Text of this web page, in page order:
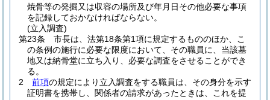
焼骨等の発掘又は収容の場所及び年月日その他必要な事項
を記録しておかなければならない。
(立入調査)
第23条
市長は、法第18条第1項に規定するもののほか、こ
の条例の施行に必要な限度において、その職員に、当該墓
地又は納骨堂に立ち入り、必要な調査をさせることができ
る。
2
前項の規定により立入調査をする職員は、その身分を示す
証明書を携帯し、関係者の請求があったときは、これを提